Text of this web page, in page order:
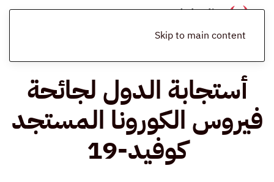
Skip to main content
الكورونا المستجد كوفيد-19
أستجابة الدول لجائحة
فيروس الكورونا المستجد
كوفيد-19